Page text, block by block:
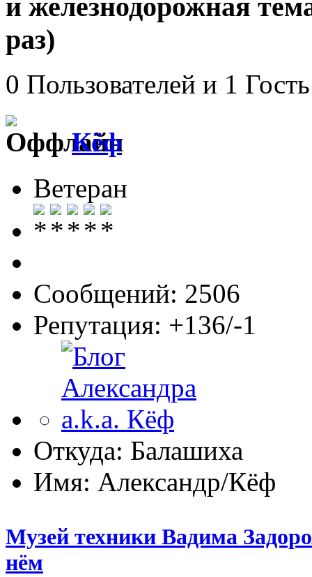
и железнодорожная
раз)
0 Пользователей и 1
Кёф
Ветеран
Сообщений: 2506
Репутация: +136/-1
Откуда: Балашиха
Имя: Александр/Кёф
Музей техники Вадима
нём